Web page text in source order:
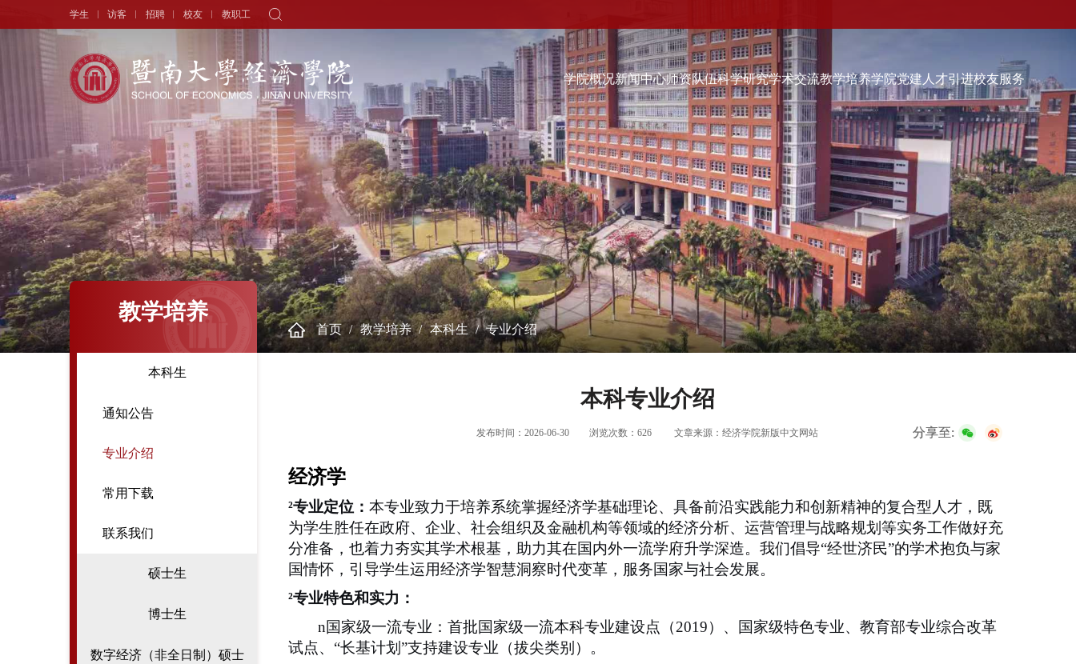
学生 访客 招聘 校友 教职工
学院概况新闻中心师资队伍科学研究学术交流教学培养学院党建 人才引进校友服务
院长寄语
学院简介
历史沿革
现任领导
历任领导
组织机构
新闻中心
头条新闻
学术动态
学生天地
通知公告
学者视角
人物专访
师资队伍
师资力量
专职教师
讲座教授
科学研究
研究成果
课题立项
成果奖励
博士后流动站
学术刊物
经院智库
学术交流
学术会议
学术报告
最新动态
教学培养
本科生
硕士生
博士生
数字经济（非全日制）...
学院党建 人才引进 校友服务
校友会快讯
品牌活动
校友动态
校友组织
教学培养
本科生
通知公告
专业介绍
常用下载
联系我们
硕士生
博士生
数字经济（非全日制）硕士
首页 教学培养 本科生 专业介绍
本科专业介绍
发布时间：2026-06-30 浏览次数： 626 文章来源：经济学院新版中文网站 分享至:
经济学
²专业定位： 本专业致力于培养系统掌握经济学基础理论、具备前沿实践能力和创新精神的复合型人才，既
为学生胜任在政府、企业、社会组织及金融机构等领域的经济分析、运营管理与战略规划等实务工作做好充
分准备，也着力夯实其学术根基，助力其在国内外一流学府升学深造。我们倡导“经世济民”的学术抱负与家
国情怀，引导学生运用经济学智慧洞察时代变革，服务国家与社会发展。
²专业特色和实力：
n国家级一流专业：首批国家级一流本科专业建设点（2019）、国家级特色专业、教育部专业综合改革
试点、“长基计划”支持建设专业（拔尖类别）。